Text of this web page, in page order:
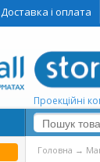
Доставка і оплата
Проекційні
Головна →